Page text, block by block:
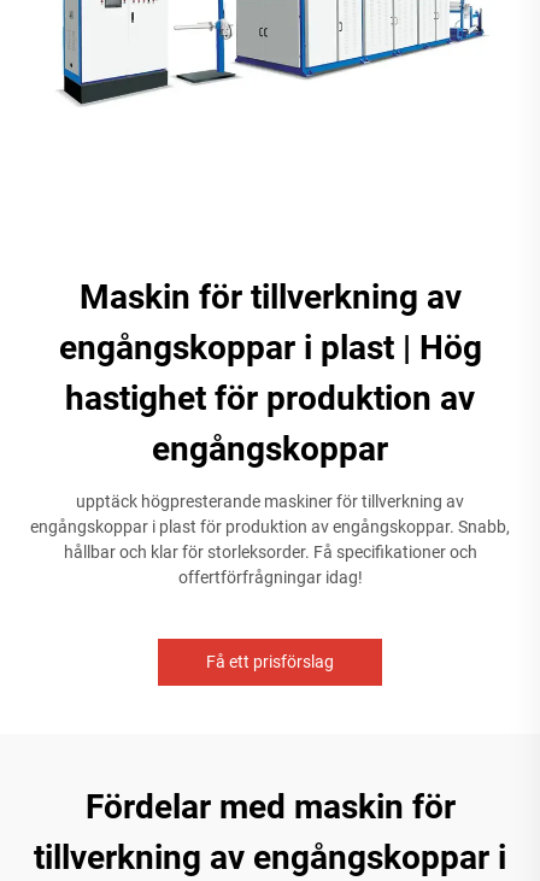
Maskin för tillverkning av
engångskoppar i plast | Hög
hastighet för produktion av
engångskoppar
upptäck högpresterande maskiner för tillverkning av
engångskoppar i plast för produktion av engångskoppar. Snabb,
hållbar och klar för storleksorder. Få specifikationer och
offertförfrågningar idag!
Få ett prisförslag
Fördelar med maskin för
tillverkning av engångskoppar i